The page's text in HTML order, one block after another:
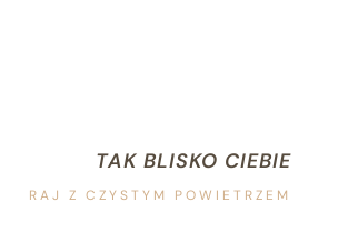
TAK BLISKO CIEBIE
RAJ Z CZYSTYM POWIETRZEM